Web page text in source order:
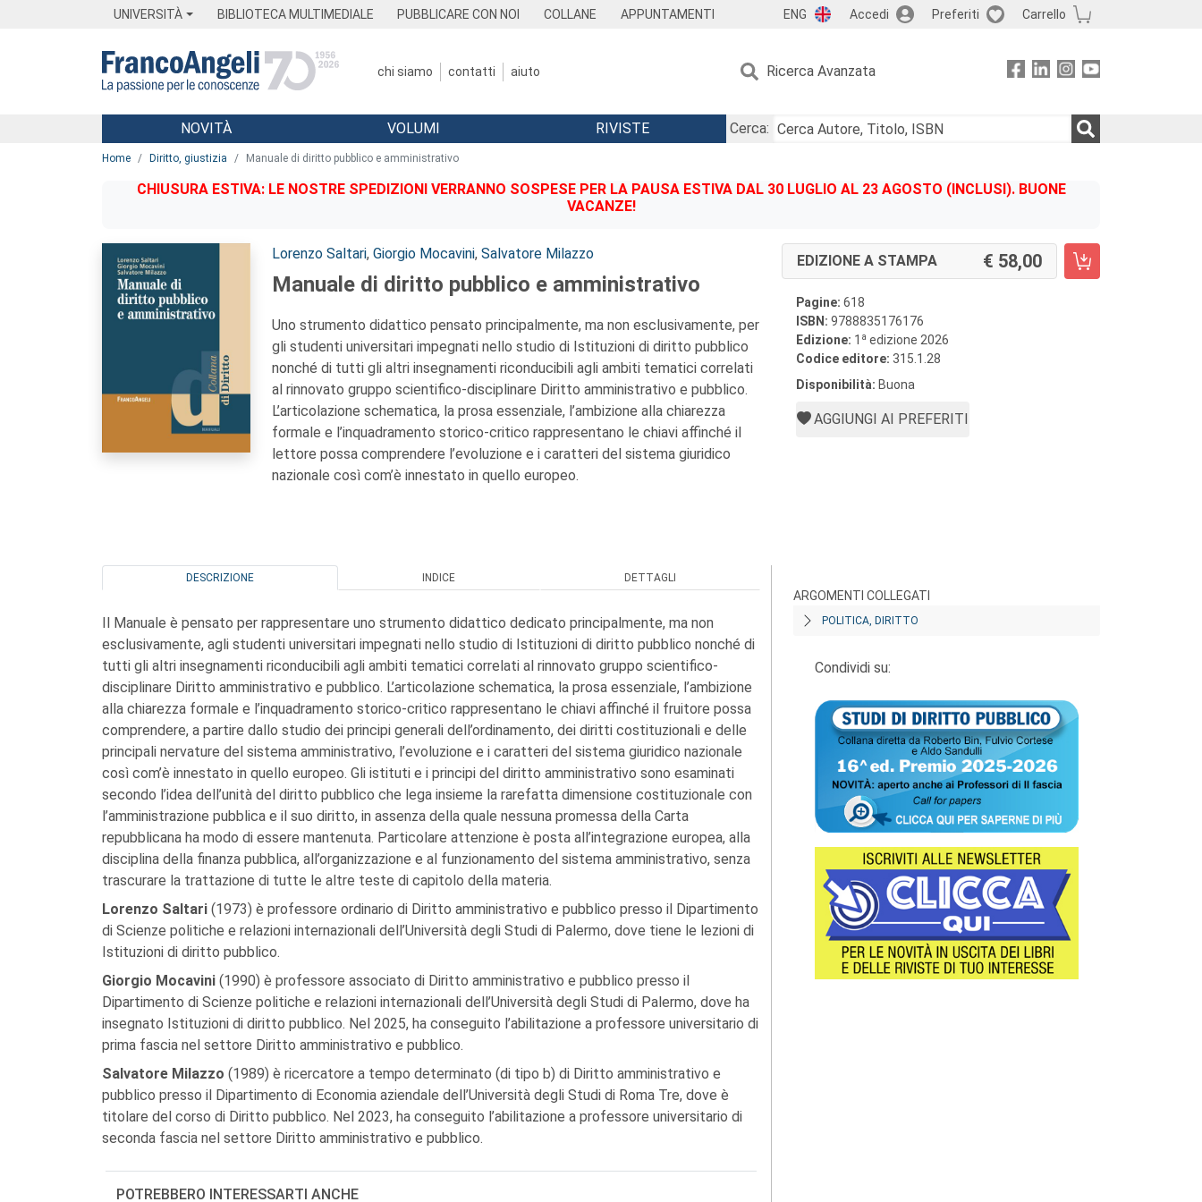
UNIVERSITÀ BIBLIOTECA MULTIMEDIALE PUBBLICARE CON NOI COLLANE APPUNTAMENTI ENG Accedi Preferiti Carrello
chi siamo contatti aiuto Ricerca Avanzata
Menu
NOVITÀ VOLUMI RIVISTE
Cerca:
Home Diritto, giustizia Manuale di diritto pubblico e amministrativo
CHIUSURA ESTIVA: LE NOSTRE SPEDIZIONI VERRANNO SOSPESE PER LA PAUSA ESTIVA DAL 30 LUGLIO AL 23 AGOSTO (INCLUSI). BUONE
VACANZE!
Autori:
Lorenzo Saltari, Giorgio Mocavini, Salvatore Milazzo
Manuale di diritto pubblico e amministrativo
Uno strumento didattico pensato principalmente, ma non esclusivamente, per
gli studenti universitari impegnati nello studio di Istituzioni di diritto pubblico
nonché di tutti gli altri insegnamenti riconducibili agli ambiti tematici correlati
al rinnovato gruppo scientifico-disciplinare Diritto amministrativo e pubblico.
L’articolazione schematica, la prosa essenziale, l’ambizione alla chiarezza
formale e l’inquadramento storico-critico rappresentano le chiavi affinché il
lettore possa comprendere l’evoluzione e i caratteri del sistema giuridico
nazionale così com’è innestato in quello europeo.
EDIZIONE A STAMPA 58,00
Pagine: 618
ISBN: 9788835176176
Edizione: 1 a edizione 2026
Codice editore: 315.1.28
Disponibilità: Buona
AGGIUNGI AI PREFERITI
DESCRIZIONE INDICE DETTAGLI
Il Manuale è pensato per rappresentare uno strumento didattico dedicato principalmente, ma non
esclusivamente, agli studenti universitari impegnati nello studio di Istituzioni di diritto pubblico nonché di
tutti gli altri insegnamenti riconducibili agli ambiti tematici correlati al rinnovato gruppo scientifico-
disciplinare Diritto amministrativo e pubblico. L’articolazione schematica, la prosa essenziale, l’ambizione
alla chiarezza formale e l’inquadramento storico-critico rappresentano le chiavi affinché il fruitore possa
comprendere, a partire dallo studio dei principi generali dell’ordinamento, dei diritti costituzionali e delle
principali nervature del sistema amministrativo, l’evoluzione e i caratteri del sistema giuridico nazionale
così com’è innestato in quello europeo. Gli istituti e i principi del diritto amministrativo sono esaminati
secondo l’idea dell’unità del diritto pubblico che lega insieme la rarefatta dimensione costituzionale con
l’amministrazione pubblica e il suo diritto, in assenza della quale nessuna promessa della Carta
repubblicana ha modo di essere mantenuta. Particolare attenzione è posta all’integrazione europea, alla
disciplina della finanza pubblica, all’organizzazione e al funzionamento del sistema amministrativo, senza
trascurare la trattazione di tutte le altre teste di capitolo della materia.
Lorenzo Saltari (1973) è professore ordinario di Diritto amministrativo e pubblico presso il Dipartimento
di Scienze politiche e relazioni internazionali dell’Università degli Studi di Palermo, dove tiene le lezioni di
Istituzioni di diritto pubblico.
Giorgio Mocavini (1990) è professore associato di Diritto amministrativo e pubblico presso il
Dipartimento di Scienze politiche e relazioni internazionali dell’Università degli Studi di Palermo, dove ha
insegnato Istituzioni di diritto pubblico. Nel 2025, ha conseguito l’abilitazione a professore universitario di
prima fascia nel settore Diritto amministrativo e pubblico.
Salvatore Milazzo (1989) è ricercatore a tempo determinato (di tipo b) di Diritto amministrativo e
pubblico presso il Dipartimento di Economia aziendale dell’Università degli Studi di Roma Tre, dove è
titolare del corso di Diritto pubblico. Nel 2023, ha conseguito l’abilitazione a professore universitario di
seconda fascia nel settore Diritto amministrativo e pubblico.
POTREBBERO INTERESSARTI ANCHE
ARGOMENTI COLLEGATI
POLITICA, DIRITTO
Condividi su: